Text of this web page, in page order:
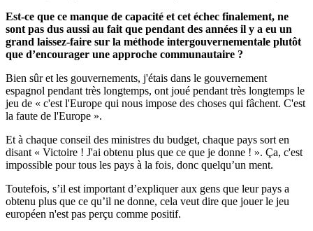
Est-ce que ce manque de capacité et cet échec finalement, ne
sont pas dus aussi au fait que pendant des années il y a eu un
grand laissez-faire sur la méthode intergouvernementale plutôt
que d’encourager une approche communautaire ?
Bien sûr et les gouvernements, j'étais dans le gouvernement
espagnol pendant très longtemps, ont joué pendant très longtemps le
jeu de « c'est l'Europe qui nous impose des choses qui fâchent. C'est
la faute de l'Europe ».
Et à chaque conseil des ministres du budget, chaque pays sort en
disant « Victoire ! J'ai obtenu plus que ce que je donne ! ». Ça, c'est
impossible pour tous les pays à la fois, donc quelqu’un ment.
Toutefois, s’il est important d’expliquer aux gens que leur pays a
obtenu plus que ce qu’il ne donne, cela veut dire que jouer le jeu
européen n'est pas perçu comme positif.